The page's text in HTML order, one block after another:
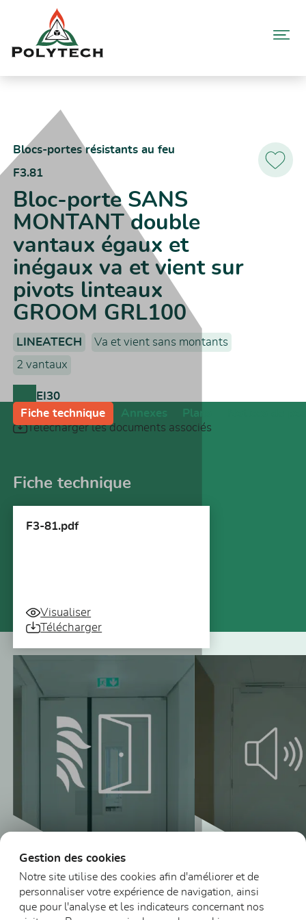
contenu
inégaux va et vient sur pivots linteaux GROOM GRL100
Ajoutez
Blocs-portes résistants au feu
F3.81
Bloc-porte SANS
MONTANT double
vantaux égaux et
inégaux va et vient sur
pivots linteaux
GROOM GRL100
LINEATECH
Va et vient sans montants
2 vantaux
EI30
Télécharger les documents associés
Fiche technique Annexes Plans
Fiche technique
F3-81.pdf
Visualiser
Télécharger
Blocs-portes
Gestion des cookies
Notre site utilise des cookies afin d'améliorer et de
personnaliser votre expérience de navigation, ainsi
que pour l'analyse et les indicateurs concernant nos